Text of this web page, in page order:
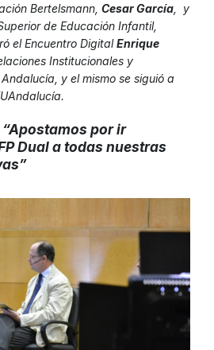
Bertelsmann, Cesar García , y
de Educación Infantil,
el Encuentro DigitalEnrique
Institucionales y
y el mismo se siguió a
“Apostamos por ir
Dual a todas nuestras